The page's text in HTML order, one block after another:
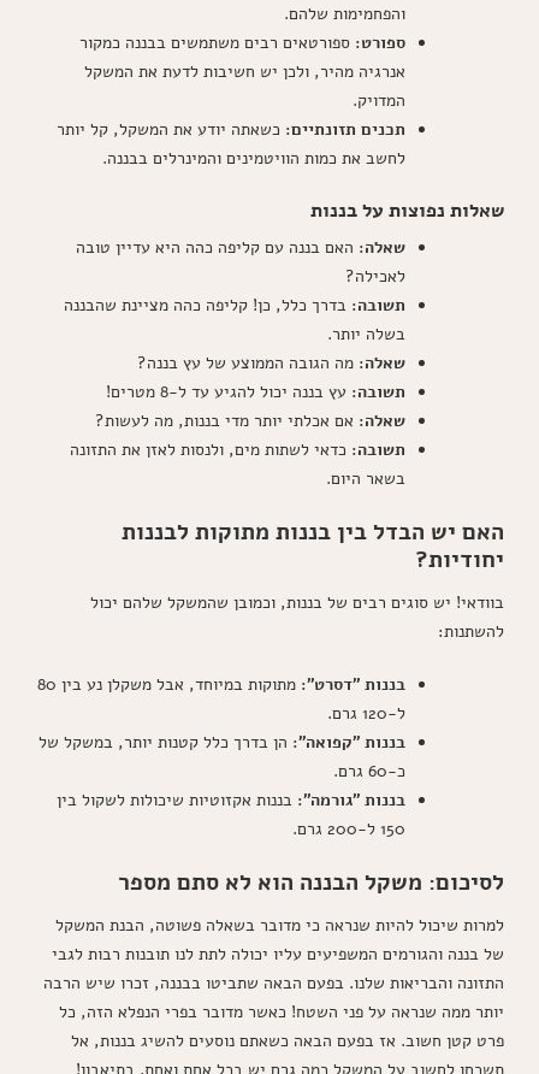
והפחמימות שלהם.
ספורט: ספורטאים רבים משתמשים בבננה כמקור
אנרגיה מהיר, ולכן יש חשיבות לדעת את המשקל
המדויק.
תכנים תזונתיים: כשאתה יודע את המשקל, קל יותר
לחשב את כמות הוויטמינים והמינרלים בבננה.
שאלות נפוצות על בננות
שאלה: האם בננה עם קליפה כהה היא עדיין טובה
לאכילה?
תשובה: בדרך כלל, כן! קליפה כהה מציינת שהבננה
בשלה יותר.
שאלה: מה הגובה הממוצע של עץ בננה?
תשובה: עץ בננה יכול להגיע עד ל-8 מטרים!
שאלה: אם אכלתי יותר מדי בננות, מה לעשות?
תשובה: כדאי לשתות מים, ולנסות לאזן את התזונה
בשאר היום.
האם יש הבדל בין בננות מתוקות לבננות
יחודיות?
בוודאי! יש סוגים רבים של בננות, וכמובן שהמשקל שלהם יכול
להשתנות:
בננות "דסרט":
מתוקות במיוחד, אבל משקלן נע בין 80
ל-120 גרם.
בננות "קפואה": הן בדרך כלל קטנות יותר, במשקל של
כ-60 גרם.
בננות "גורמה": בננות אקזוטיות שיכולות לשקול בין
150 ל-200 גרם.
לסיכום: משקל הבננה הוא לא סתם מספר
למרות שיכול להיות שנראה כי מדובר בשאלה פשוטה, הבנת המשקל
של בננה והגורמים המשפיעים עליו יכולה לתת לנו תובנות רבות לגבי
התזונה והבריאות שלנו. בפעם הבאה שתביטו בבננה, זכרו שיש הרבה
יותר ממה שנראה על פני השטח! כאשר מדובר בפרי הנפלא הזה, כל
פרט קטן חשוב. אז בפעם הבאה כשאתם נוסעים להשיג בננות, אל